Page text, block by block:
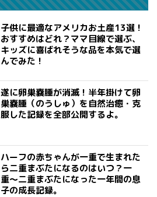
子供に最適なアメリカお土産13選！
おすすめはどれ？ママ目線で選ぶ、
キッズに喜ばれそうな品を本気で選
んでみた！
遂に卵巣嚢腫が消滅！半年掛けて卵
巣嚢腫（のうしゅ）を自然治癒・克
服した記録を全部公開するよ。
ハーフの赤ちゃんが一重で生まれた
ら二重まぶたになるのはいつ？一
重〜二重まぶたになった一年間の息
子の成長記録。